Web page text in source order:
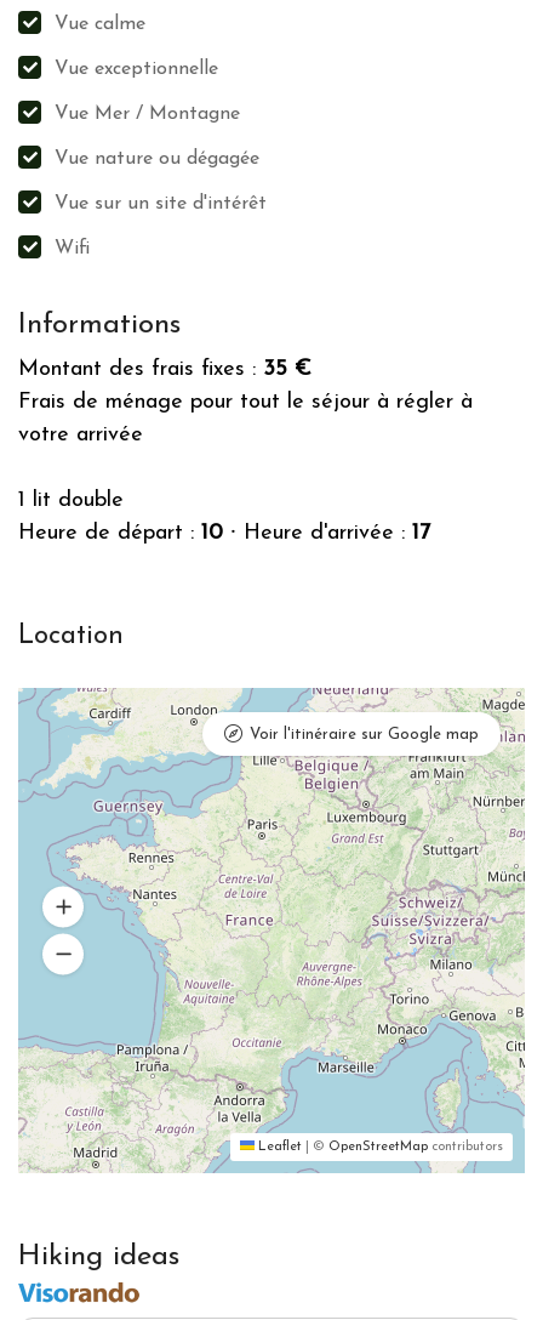
Vue calme
Vue exceptionnelle
Vue Mer / Montagne
Vue nature ou dégagée
Vue sur un site d'intérêt
Wifi
Informations
Montant des frais fixes : 35 €
Frais de ménage pour tout le séjour à régler à
votre arrivée
1 lit double
Heure de départ : 10 ⸱ Heure d'arrivée : 17
Location
Leaflet © OpenStreetMap contributors
Voir l'itinéraire sur Google map
Hiking ideas